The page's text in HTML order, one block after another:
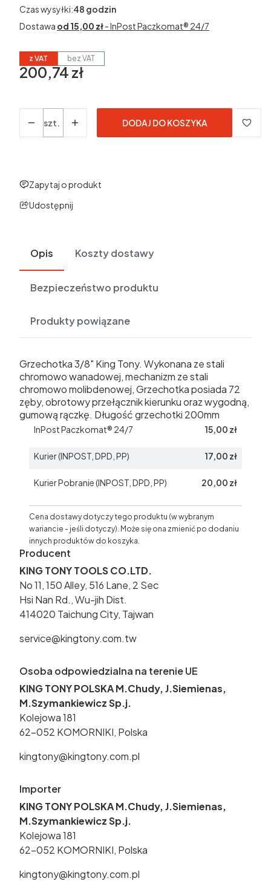
Czas wysyłki:48 godzin
Dostawa od 15,00 zł- InPost Paczkomat® 24/7
z VAT bez VAT
Cena
200,74 zł
w tym 23% VAT
23%
szt.
DODAJ DO KOSZYKA
Zapytaj o produkt
Udostępnij
Opis Koszty dostawy
Bezpieczeństwo produktu
Produkty powiązane
Grzechotka 3/8" King Tony. Wykonana ze stali
chromowo wanadowej, mechanizm ze stali
chromowo molibdenowej, Grzechotka posiada 72
zęby, obrotowy przełącznik kierunku oraz wygodną,
gumową rączkę. Długość grzechotki 200mm
InPost Paczkomat® 24/7 15,00 zł
Kurier (INPOST, DPD, PP) 17,00 zł
Kurier Pobranie (INPOST, DPD, PP) 20,00 zł
Cena dostawy dotyczy tego produktu (w wybranym
wariancie - jeśli dotyczy). Może się ona zmienić po dodaniu
innych produktów do koszyka.
Producent
KING TONY TOOLS CO.LTD.
No 11, 150 Alley, 516 Lane, 2 Sec
Hsi Nan Rd., Wu-jih Dist.
414020 Taichung City, Tajwan
service@kingtony.com.tw
Osoba odpowiedzialna na terenie UE
KING TONY POLSKA M.Chudy, J.Siemienas,
M.Szymankiewicz Sp.j.
Kolejowa 181
62-052 KOMORNIKI, Polska
kingtony@kingtony.com.pl
Importer
KING TONY POLSKA M.Chudy, J.Siemienas,
M.Szymankiewicz Sp.j.
Kolejowa 181
62-052 KOMORNIKI, Polska
kingtony@kingtony.com.pl